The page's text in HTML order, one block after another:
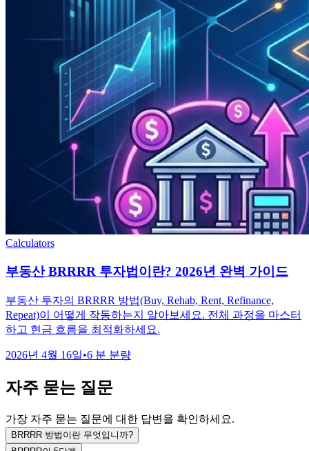
Calculators
부동산 BRRRR 투자법이란? 2026년 완벽 가이드
부동산 투자의 BRRRR 방법(Buy, Rehab, Rent, Refinance,
Repeat)이 어떻게 작동하는지 알아보세요. 전체 과정을 마스터
하고 현금 흐름을 최적화하세요.
2026년 4월 16일•6 분 분량
자주 묻는 질문
가장 자주 묻는 질문에 대한 답변을 확인하세요.
BRRRR 방법이란 무엇입니까?